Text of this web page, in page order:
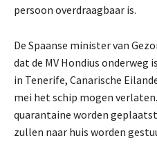
persoon overdraagbaar is.
De Spaanse minister van
dat de MV Hondius onderweg
in Tenerife, Canarische
mei het schip mogen
quarantaine worden
zullen naar huis worden